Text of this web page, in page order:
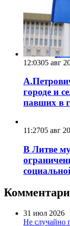
12:0305 авг
городе и
павших в
11:2705 авг
В Литве
31 июл 2026
Не случайно